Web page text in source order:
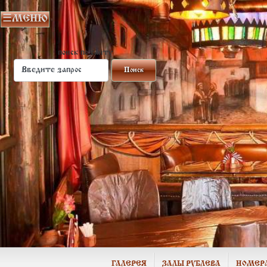
поиск по сайту
ЗАЛЫ РУБЛЕВА
ГАЛЕРЕЯ